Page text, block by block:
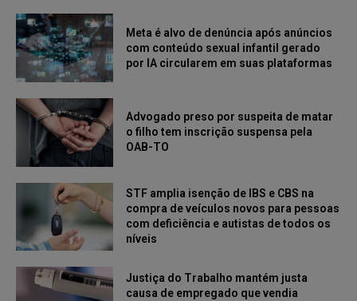
Meta é alvo de denúncia após anúncios
com conteúdo sexual infantil gerado
por IA circularem em suas plataformas
Advogado preso por suspeita de matar
o filho tem inscrição suspensa pela
OAB-TO
STF amplia isenção de IBS e CBS na
compra de veículos novos para pessoas
com deficiência e autistas de todos os
níveis
Justiça do Trabalho mantém justa
causa de empregado que vendia